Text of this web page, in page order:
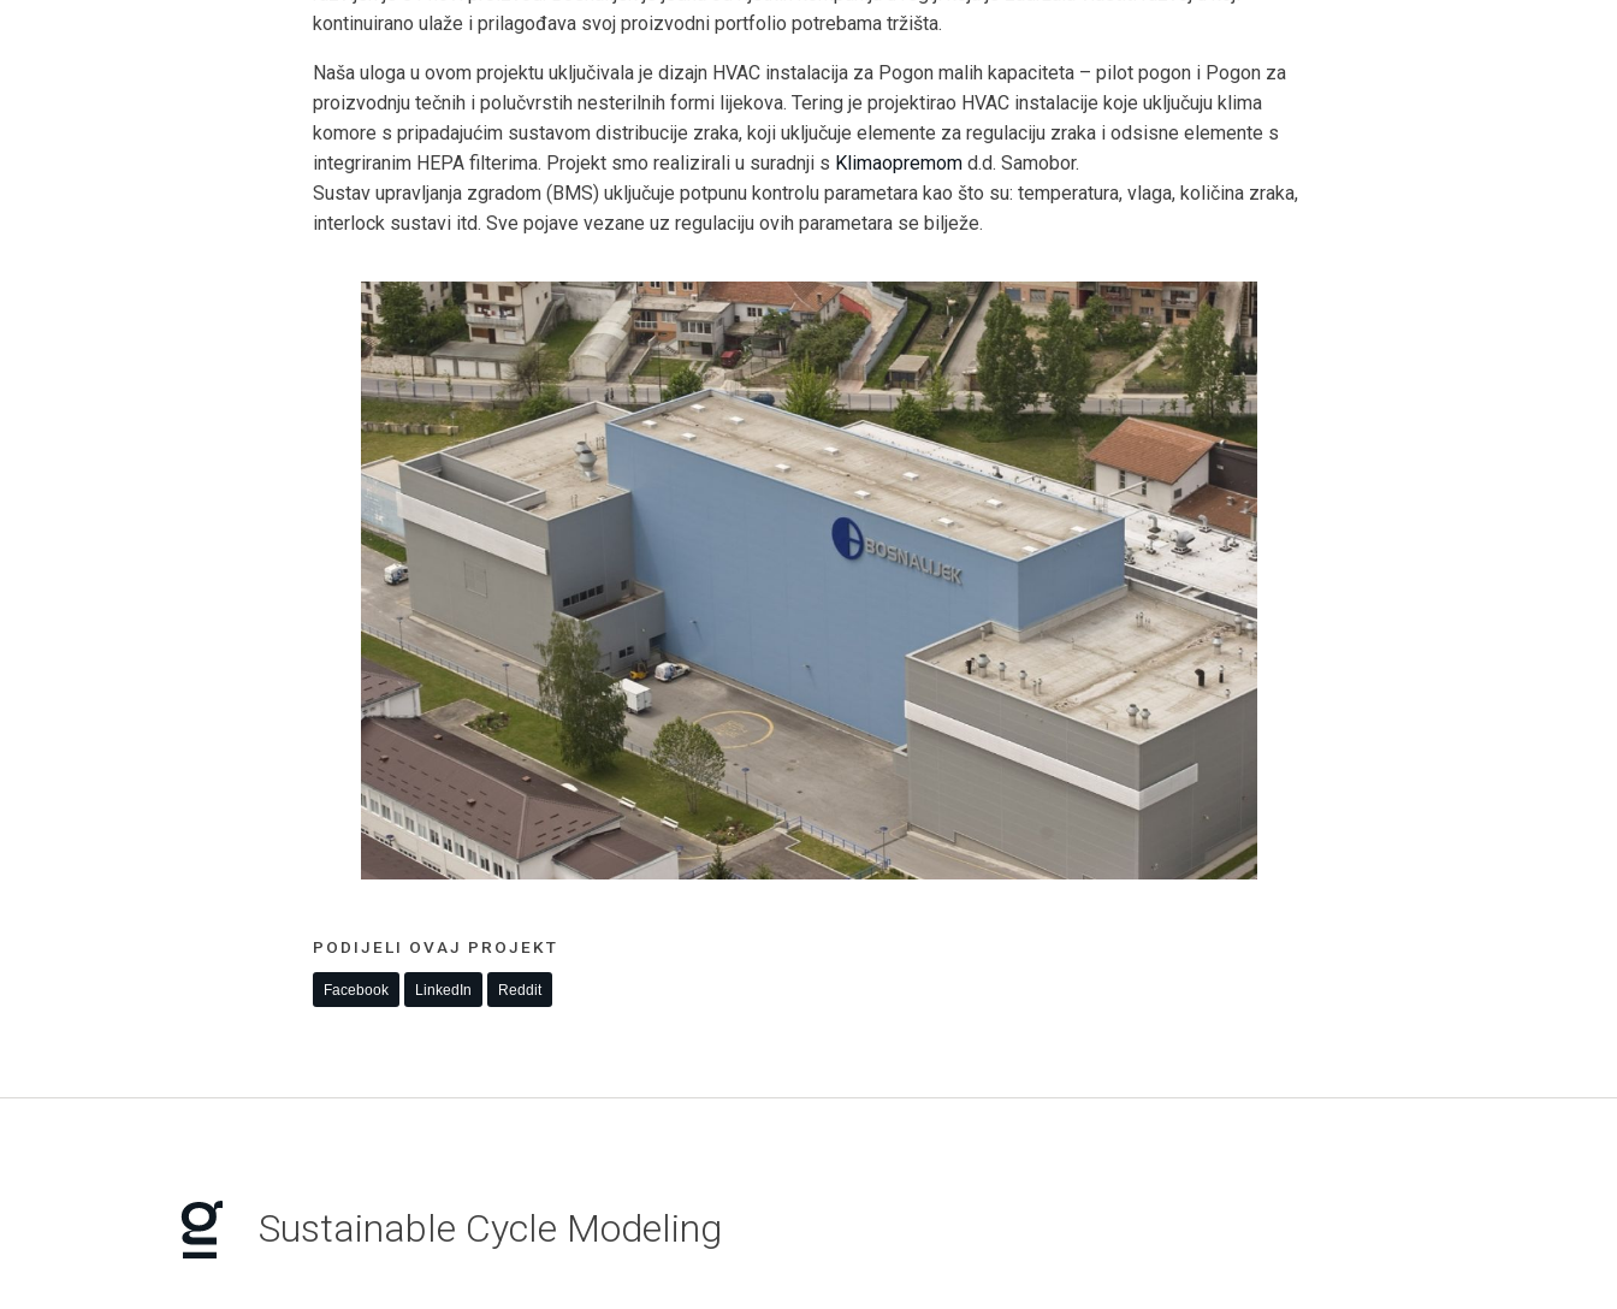
kontinuirano ulaže i prilagođava svoj proizvodni portfolio potrebama tržišta.
Naša uloga u ovom projektu uključivala je dizajn HVAC instalacija za Pogon malih kapaciteta – pilot pogon i Pogon za
proizvodnju tečnih i polučvrstih nesterilnih formi lijekova. Tering je projektirao HVAC instalacije koje uključuju klima
komore s pripadajućim sustavom distribucije zraka, koji uključuje elemente za regulaciju zraka i odsisne elemente s
integriranim HEPA filterima. Projekt smo realizirali u suradnji s Klimaopremom d.d. Samobor.
Sustav upravljanja zgradom (BMS) uključuje potpunu kontrolu parametara kao što su: temperatura, vlaga, količina zraka,
interlock sustavi itd. Sve pojave vezane uz regulaciju ovih parametara se bilježe.
PODIJELI OVAJ PROJEKT
Facebook LinkedIn Reddit
Sustainable Cycle Modeling